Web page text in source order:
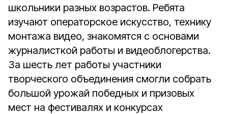
школьники разных возрастов. Ребята
изучают операторское искусство, технику
монтажа видео, знакомятся с основами
журналисткой работы и видеоблогерства.
За шесть лет работы участники
творческого объединения смогли собрать
большой урожай победных и призовых
мест на фестивалях и конкурсах